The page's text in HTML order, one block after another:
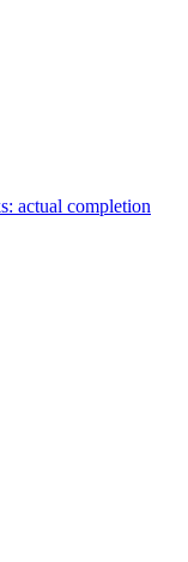
actual completion